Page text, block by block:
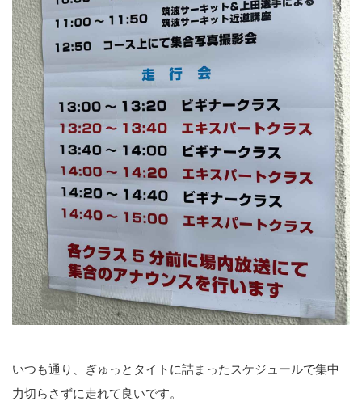
いつも通り、ぎゅっとタイトに詰まったスケジュールで集中
力切らさずに走れて良いです。